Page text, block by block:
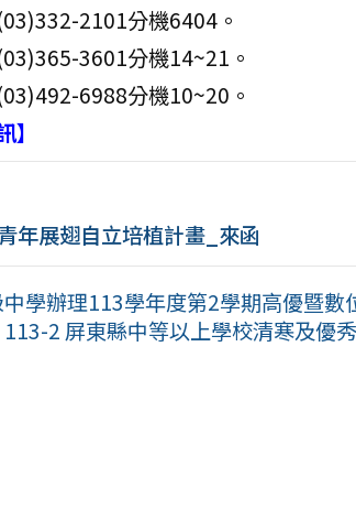
2101分機6404。
3601分機14~21。
6988分機10~20。
年展翅自立培植計畫_來函
學辦理113學年度第2學期高優暨數
113-2 屏東縣中等以上學校清寒及優